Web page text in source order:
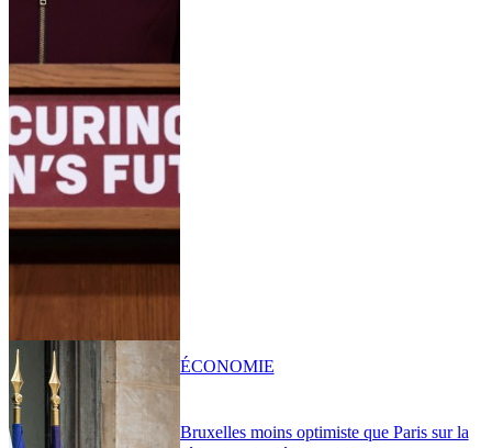
Bruxelles moins optimiste que Paris sur la
ÉCONOMIE